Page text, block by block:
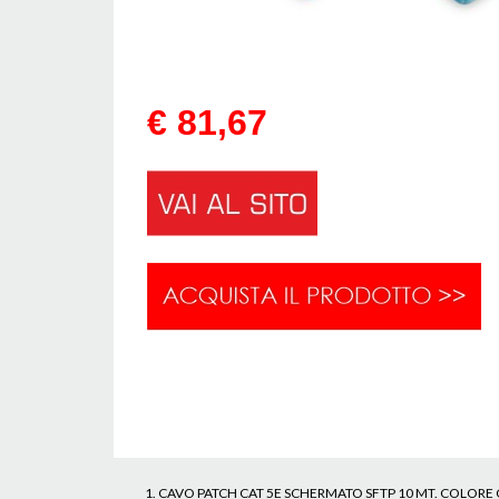
€ 81,67
CAVO PATCH CAT 5E SCHERMATO SFTP 10 MT. COLORE